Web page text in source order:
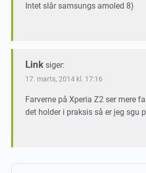
Intet slår samsungs amoled 8)
Link siger:
17. marts, 2014 kl. 17:16
Farverne på Xperia Z2 ser mere
det holder i praksis så er jeg sgu